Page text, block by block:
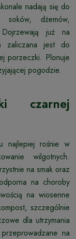
nadają się do
soków, dżemów,
już na
zaliczana jest do
porzeczki. Plonuje
pogodzie.
czarnej
najlepiej rośnie w
wilgotnych.
na smak oraz
na choroby
na wiosenne
szczególnie
dla utrzymania
na